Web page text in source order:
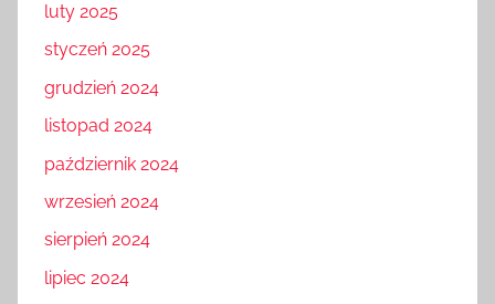
luty 2025
styczeń 2025
grudzień 2024
listopad 2024
październik 2024
wrzesień 2024
sierpień 2024
lipiec 2024